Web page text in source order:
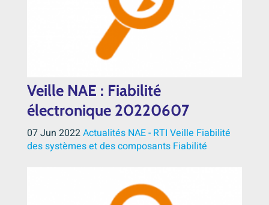
Veille NAE : Fiabilité
électronique 20220607
07 Jun 2022Actualités NAE - RTI Veille Fiabilité
des systèmes et des composants Fiabilité